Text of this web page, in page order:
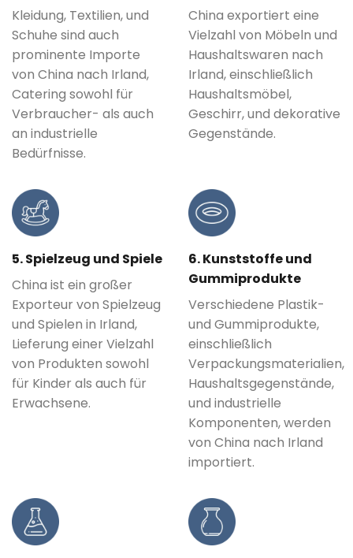
Kleidung, Textilien, und
Schuhe sind auch
prominente Importe
von China nach Irland,
Catering sowohl für
Verbraucher- als auch
an industrielle
Bedürfnisse.
China exportiert eine
Vielzahl von Möbeln und
Haushaltswaren nach
Irland, einschließlich
Haushaltsmöbel,
Geschirr, und dekorative
Gegenstände.
5. Spielzeug und Spiele
China ist ein großer
Exporteur von Spielzeug
und Spielen in Irland,
Lieferung einer Vielzahl
von Produkten sowohl
für Kinder als auch für
Erwachsene.
6. Kunststoffe und
Gummiprodukte
Verschiedene Plastik-
und Gummiprodukte,
einschließlich
Verpackungsmaterialien,
Haushaltsgegenstände,
und industrielle
Komponenten, werden
von China nach Irland
importiert.